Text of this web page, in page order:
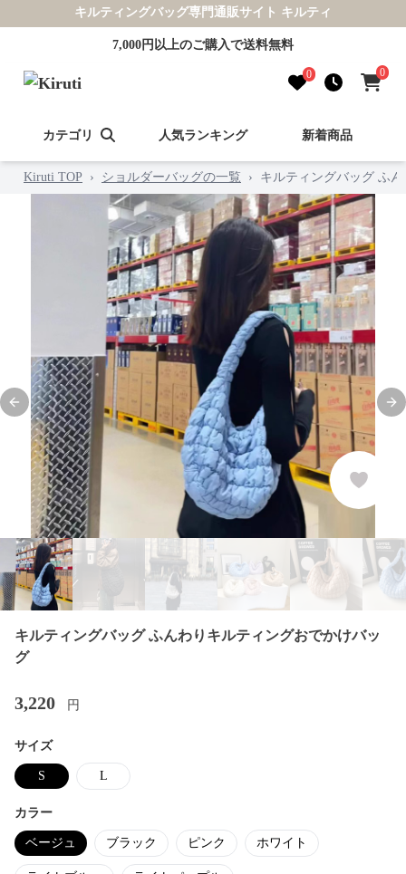
キルティングバッグ専門通販サイト キルティ
7,000円以上のご購入で送料無料
0 0
カテゴリ 人気ランキング 新着商品
Kiruti TOP › ショルダーバッグの一覧 › キルティングバッグ ふ
Previous slide
キルティングバッグ ふんわりキルティングおでかけバッ
グ
3,220 円
サイズ
S L
カラー
ベージュ ブラック ピンク ホワイト